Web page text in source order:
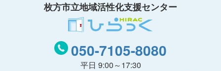
枚方市立地域活性化支援センター
050-7105-8080
平日 9:00～17:30